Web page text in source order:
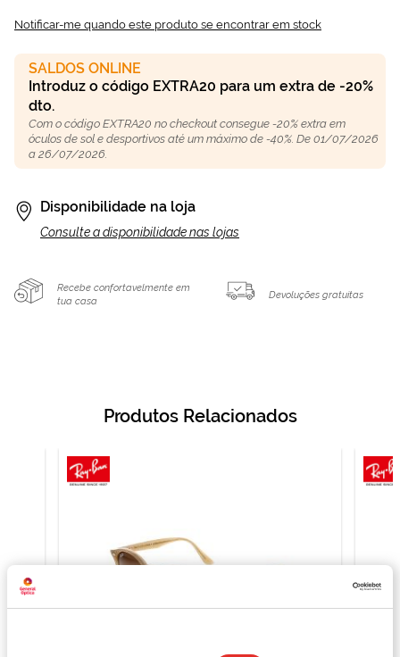
Notificar-me quando este produto se encontrar em stock
SALDOS ONLINE
Introduz o código EXTRA20 para um extra de -20%
dto.
Com o código EXTRA20 no checkout consegue -20% extra em
óculos de sol e desportivos até um máximo de -40%. De 01/07/2026
a 26/07/2026.
Disponibilidade na loja
Consulte a disponibilidade nas lojas
Recebe confortavelmente em
tua casa
Devoluções gratuitas
Produtos Relacionados